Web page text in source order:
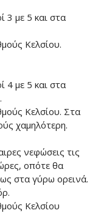
3 με 5 και στα
Κελσίου.
4 με 5 και στα
Κελσίου. Στα
χαμηλότερη.
νεφώσεις τις
οπότε θα
στα γύρω ορεινά.
Κελσίου